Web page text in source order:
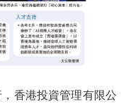
香港投資管理有限公